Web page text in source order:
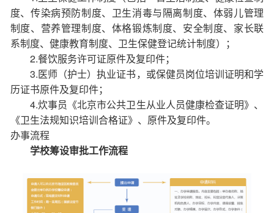
度、传染病预防制度、卫生消毒与隔离制度、体弱儿管理
制度、营养管理制度、体格锻炼制度、安全制度、家长联
系制度、健康教育制度、卫生保健登记统计制度）；
2.餐饮服务许可证原件及复印件；
3.医师（护士）执业证书，或保健员岗位培训证明和学
历证书原件及复印件；
4.炊事员《北京市公共卫生从业人员健康检查证明》、
《卫生法规知识培训合格证》、原件及复印件。
办事流程
学校筹设审批工作流程